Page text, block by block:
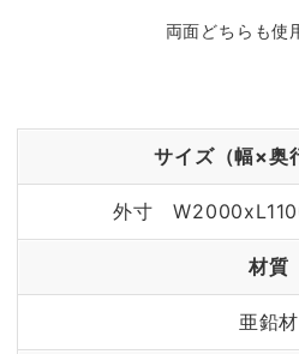
両面どちらも使
サイズ（幅×奥
外寸
材質
亜鉛材